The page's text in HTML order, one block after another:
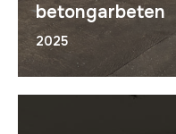
betongarbeten
2025